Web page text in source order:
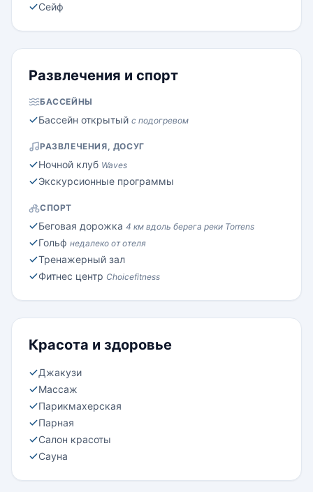
Сейф
Развлечения и спорт
БАССЕЙНЫ
Бассейн открытый с подогревом
РАЗВЛЕЧЕНИЯ, ДОСУГ
Ночной клуб Waves
Экскурсионные программы
СПОРТ
Беговая дорожка 4 км вдоль берега реки Torrens
Гольф недалеко от отеля
Тренажерный зал
Фитнес центр Choicefitness
Красота и здоровье
Джакузи
Массаж
Парикмахерская
Парная
Салон красоты
Сауна